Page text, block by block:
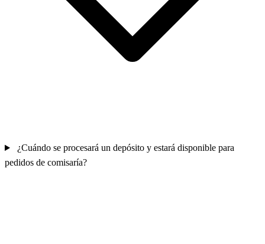
¿Cuándo se procesará un depósito y estará disponible para
pedidos de comisaría?